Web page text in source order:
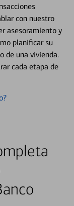
con nuestro
asesoramiento y
planificar su
de una vivienda.
cada etapa de